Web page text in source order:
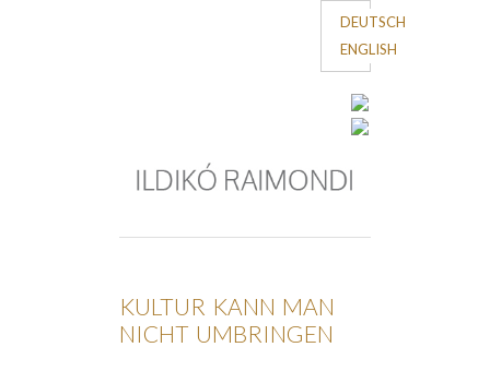
DEUTSCH
ENGLISH
KULTUR KANN MAN
NICHT UMBRINGEN